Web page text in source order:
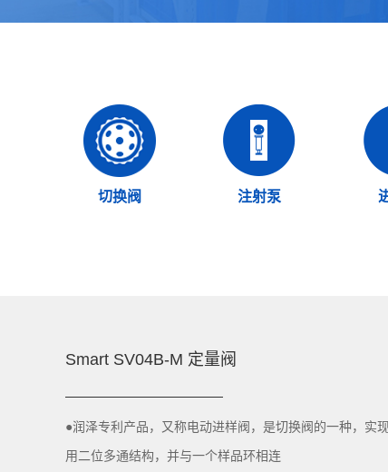
切换阀 注射泵
Smart SV04B-M 定量阀
●润泽专利产品，又称电动进样阀，是切换阀的一种，实
用二位多通结构，并与一个样品环相连